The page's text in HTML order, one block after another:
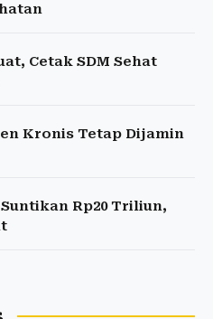
Cetak SDM Sehat
Kronis Tetap Dijamin
Rp20 Triliun,